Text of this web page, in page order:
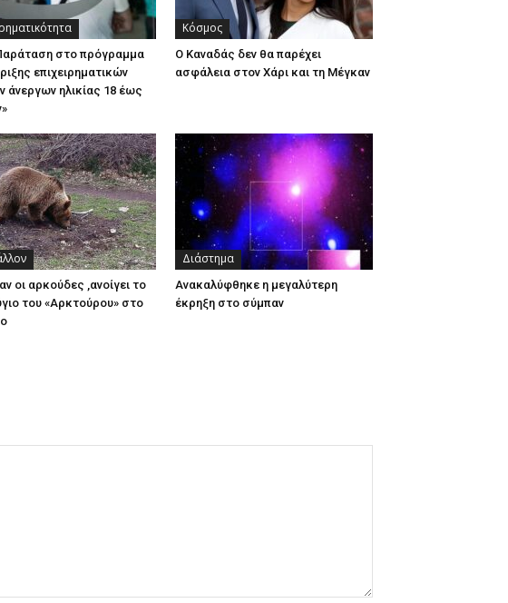
στο πρόγραμμα
επιχειρηματικών
άνεργων ηλικίας 18 έως
Κόσμος
Ο Καναδάς δεν θα παρέχει
ασφάλεια στον Χάρι και τη Μέγκαν
οι αρκούδες ,ανοίγει το
του «Αρκτούρου» στο
Διάστημα
Ανακαλύφθηκε η μεγαλύτερη
έκρηξη στο σύμπαν